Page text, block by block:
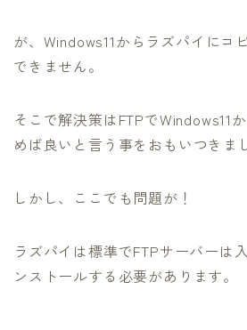
が、Windows11からラズパイにコ
できません。
そこで解決策はFTPでWindows11
めば良いと言う事をおもいつきま
しかし、ここでも問題が！
ラズパイは標準でFTPサーバーは
ンストールする必要があります。